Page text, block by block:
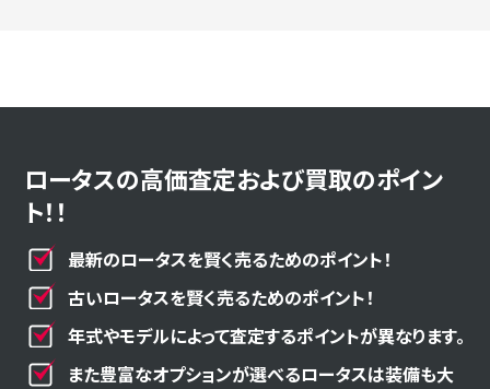
ロータスの高価査定および買取のポイン
ト！！
最新のロータスを賢く売るためのポイント！
古いロータスを賢く売るためのポイント！
年式やモデルによって査定するポイントが異なります。
また豊富なオプションが選べるロータスは装備も大